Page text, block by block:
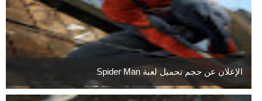
الإعلان عن حجم تحميل لعبة Spider Man